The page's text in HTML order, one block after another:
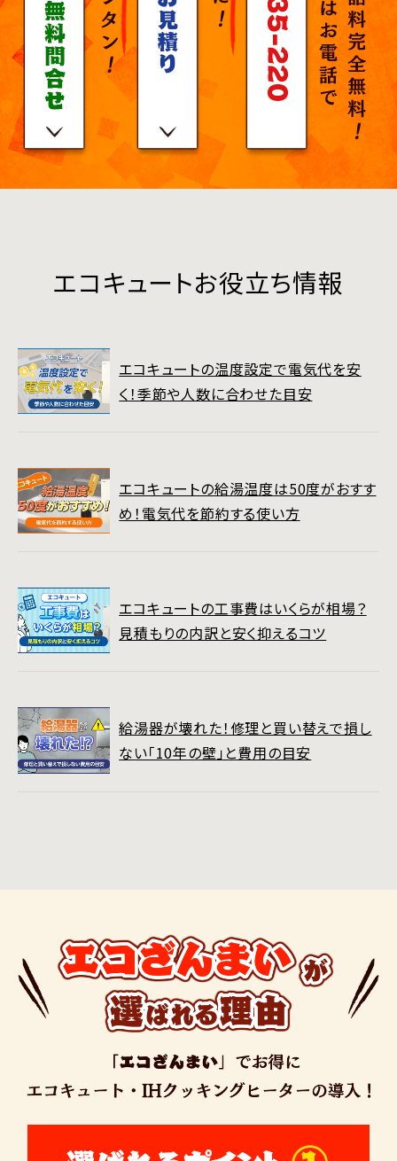
エコキュートお役立ち情報
エコキュートの温度設定で電気代を安
く！季節や人数に合わせた目安
エコキュートの給湯温度は50度がおすす
め！電気代を節約する使い方
エコキュートの工事費はいくらが相場？
見積もりの内訳と安く抑えるコツ
給湯器が壊れた！修理と買い替えで損し
ない「10年の壁」と費用の目安